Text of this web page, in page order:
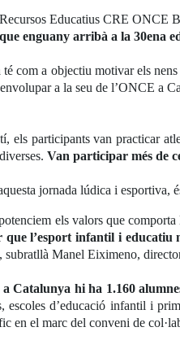
Educatius CRE ONCE
enguany arribà a la 30ena
té com a objectiu motivar els
a la seu de l’ONCE a
els participants van practicar
Van participar més de
jornada lúdica i esportiva,
els valors que
que l’esport infantil i
subratllà Manel Eiximeno,
Catalunya hi ha 1.160
escoles d’educació infantil i
en el marc del conveni de